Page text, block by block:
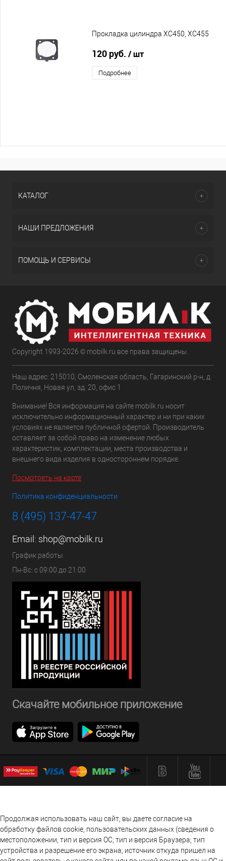
Прокладка цилиндра XC450, XC455
120 руб. / шт
Подробнее
КАТАЛОГ
НАШИ ПРЕДЛОЖЕНИЯ
ПОМОЩЬ И СЕРВИСЫ
Copyright 1993-2026 © mobilk.ru все права защищены.
Наш адрес: 215010, Смоленская область, Гагаринский р-н, д
Поличня, Новая ул, зд. 20, офис 1
Внимание! Вся информация на сайте mobilk.ru носит
исключительно информационный характер и ни при каких
условиях не является публичной офертой. Производитель
оставляет за собой право на изменение любых
характеристик, комплектации, места производства и
внешнего вида изделия в одностороннем порядке.
Посмотреть на карте
Политика конфиденциальности
8 (495) 137-47-47
Email: shop@mobilk.ru
График работы
Пн-Вс: с 09:00 до 21:00
Скачайте мобильное приложение
Продолжая использовать наш сайт, вы даете согласие на
обработку файлов cookie, пользовательских данных (сведения о
местоположении; тип и версия ОС; тип и версия Браузера; тип
устройства и разрешение его экрана; источник откуда пришел на